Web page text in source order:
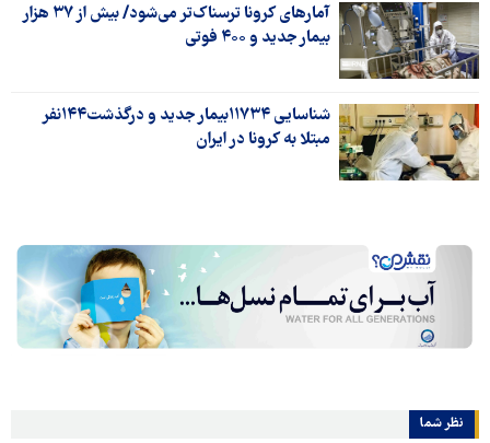
آمارهای کرونا ترسناک‌تر می‌شود/ بیش از ۳۷ هزار
بیمار جدید و ۴۰۰ فوتی
شناسایی ۱۱۷۳۴بیمار جدید و درگذشت۱۴۴نفر
مبتلا به کرونا در ایران
نظر شما